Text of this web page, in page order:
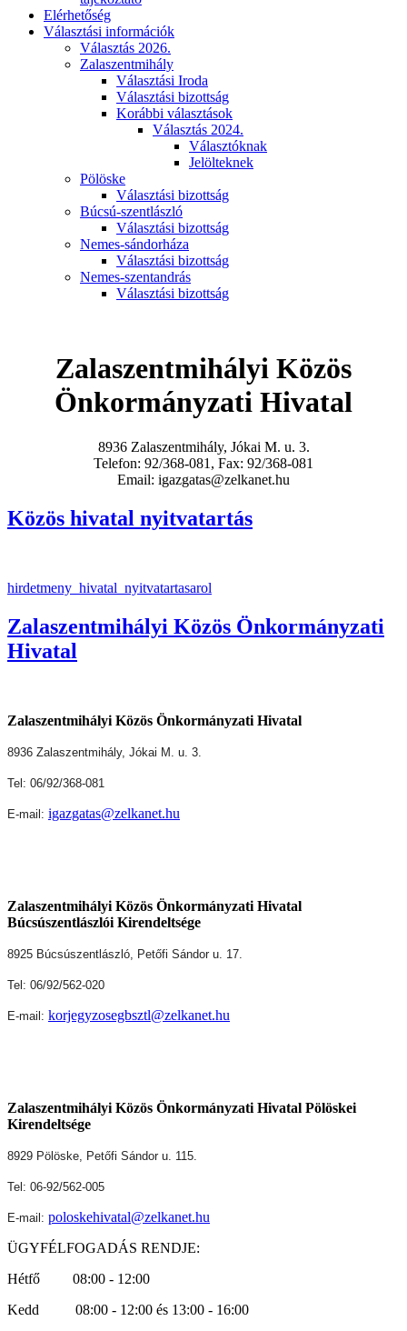
Elérhetőség
Választási információk
Választás 2026.
Zalaszentmihály
Választási Iroda
Választási bizottság
Korábbi választások
Választás 2024.
Választóknak
Jelölteknek
Pölöske
Választási bizottság
Búcsú-szentlászló
Választási bizottság
Nemes-sándorháza
Választási bizottság
Nemes-szentandrás
Választási bizottság
Zalaszentmihályi Közös
Önkormányzati Hivatal
8936 Zalaszentmihály, Jókai M. u. 3.
Telefon: 92/368-081, Fax: 92/368-081
Email: igazgatas@zelkanet.hu
Közös hivatal nyitvatartás
hirdetmeny_hivatal_nyitvatartasarol
Zalaszentmihályi Közös Önkormányzati
Hivatal
Zalaszentmihályi Közös Önkormányzati Hivatal
8936 Zalaszentmihály, Jókai M. u. 3.
Tel: 06/92/368-081
E-mail: igazgatas@zelkanet.hu
Zalaszentmihályi Közös Önkormányzati Hivatal
Búcsúszentlászlói Kirendeltsége
8925 Búcsúszentlászló, Petőfi Sándor u. 17.
Tel: 06/92/562-020
E-mail: korjegyzosegbsztl@zelkanet.hu
Zalaszentmihályi Közös Önkormányzati Hivatal Pölöskei
Kirendeltsége
8929 Pölöske, Petőfi Sándor u. 115.
Tel: 06-92/562-005
E-mail: poloskehivatal@zelkanet.hu
ÜGYFÉLFOGADÁS RENDJE:
Hétfő 08:00 - 12:00
Kedd 08:00 - 12:00 és 13:00 - 16:00